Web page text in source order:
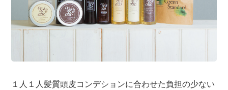
１人１人髪質頭皮コンデションに合わせた負担の少ない